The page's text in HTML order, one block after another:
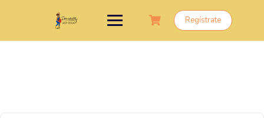
Regístrate